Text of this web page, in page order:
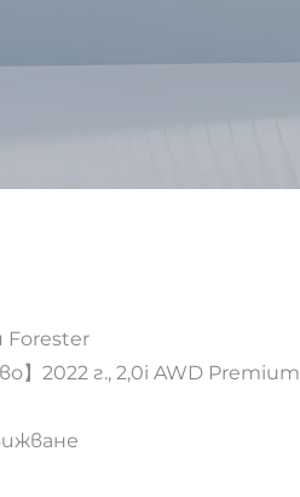
Forester
2022 г., 2,0i AWD Premium